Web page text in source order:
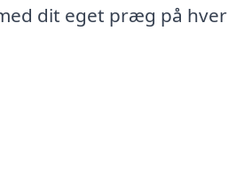
dit eget præg på hver